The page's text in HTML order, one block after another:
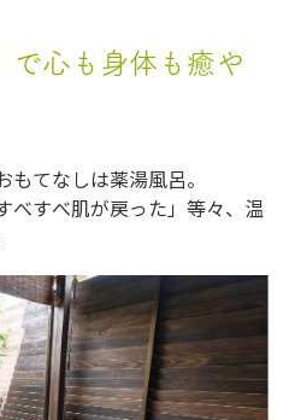
で心も身体も癒や
もてなしは薬湯風呂。
べすべ肌が戻った」等々、温